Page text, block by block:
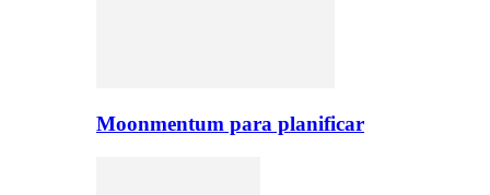
Moonmentum para planificar